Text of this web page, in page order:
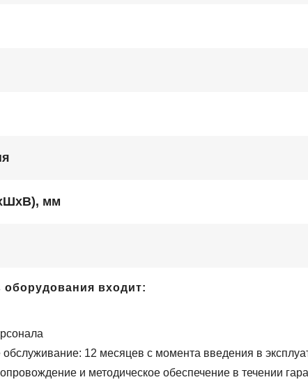
мм
оборудования входит:
обслуживание: 12 месяцев с момента введения в
и методическое обеспечение в течении